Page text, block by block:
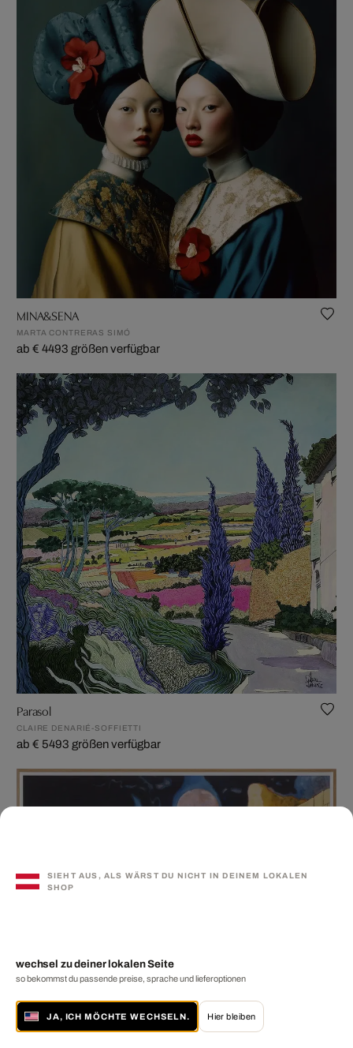
MINA&SENA
MARTA CONTRERAS SIMÓ
ab € 4493 größen verfügbar
Parasol
CLAIRE DENARIÉ-SOFFIETTI
ab € 5493 größen verfügbar
SIEHT AUS, ALS WÄRST DU NICHT IN DEINEM LOKALEN
SHOP
wechsel zu deiner lokalen Seite
so bekommst du passende preise, sprache und lieferoptionen
JA, ICH MÖCHTE WECHSELN. Hier bleiben